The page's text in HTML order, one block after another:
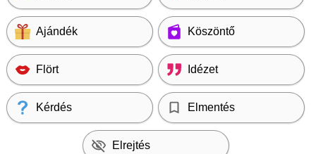
Ajándék Köszöntő
Flört Idézet
Kérdés Elmentés
Elrejtés